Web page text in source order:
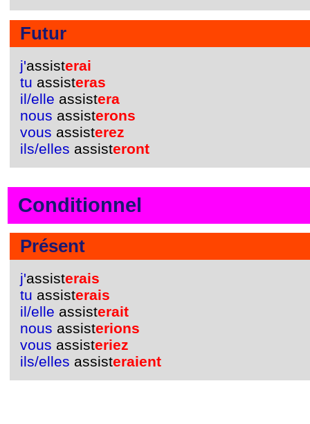
Futur
j'assisterai
tu assisteras
il/elle assistera
nous assisterons
vous assisterez
ils/elles assisteront
Conditionnel
Présent
j'assisterais
tu assisterais
il/elle assisterait
nous assisterions
vous assisteriez
ils/elles assisteraient